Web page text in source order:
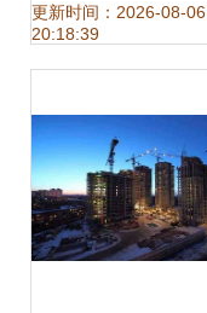
更新时间：2026-08-06
20:18:39